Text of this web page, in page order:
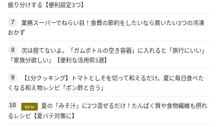
振り分けする【便利設定3つ】
7
業務スーパーでねらい目！食費の節約をしたいなら買いたい3つの冷凍
おかず
8
次は捨てないよ。「ガムボトルの空き容器」に入れると「旅行にいい」
「家族分欲しい」【便利な活用術3選】
9
【1分クッキング】トマトとしそを切って和えるだけ。夏に毎日食べた
くなる和え物レシピ「ポン酢と合う」
10 new
夏の「みそ汁」に2つ混ぜるだけ！たんぱく質や食物繊維も摂れ
るレシピ【夏バテ対策に】